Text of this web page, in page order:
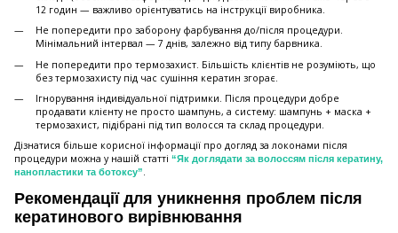
12 годин — важливо орієнтуватись на інструкції виробника.
Не попередити про заборону фарбування до/після процедури.
Мінімальний інтервал — 7 днів, залежно від типу барвника.
Не попередити про термозахист. Більшість клієнтів не розуміють, що
без термозахисту під час сушіння кератин згорає.
Ігнорування індивідуальної підтримки. Після процедури добре
продавати клієнту не просто шампунь, а систему: шампунь + маска +
термозахист, підібрані під тип волосся та склад процедури.
Дізнатися більше корисної інформації про догляд за локонами після
процедури можна у нашій статті “Як доглядати за волоссям після кератину,
нанопластики та ботоксу”.
Рекомендації для уникнення проблем після
кератинового вирівнювання